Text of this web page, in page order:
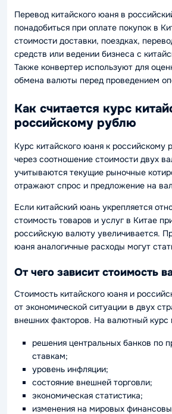
Перевод китайского юаня в
понадобиться при оплате покупок в
стоимости доставки, поездках,
средств или ведении бизнеса с
Также конвертер используют для
обмена валюты перед проведением
Как считается курс
российскому рублю
Курс китайского юаня к российскому
через соотношение стоимости двух
учитываются текущие рыночные
отражают спрос и предложение на
Если китайский юань укрепляется
стоимость товаров и услуг в Китае
российскую валюту увеличивается.
юаня аналогичные расходы могут
От чего зависит стоимость
Стоимость китайского юаня и
от экономической ситуации в двух
внешних факторов. На валютный курс
решения центральных банков по
ставкам;
уровень инфляции;
состояние внешней торговли;
экономическая статистика;
изменения на мировых